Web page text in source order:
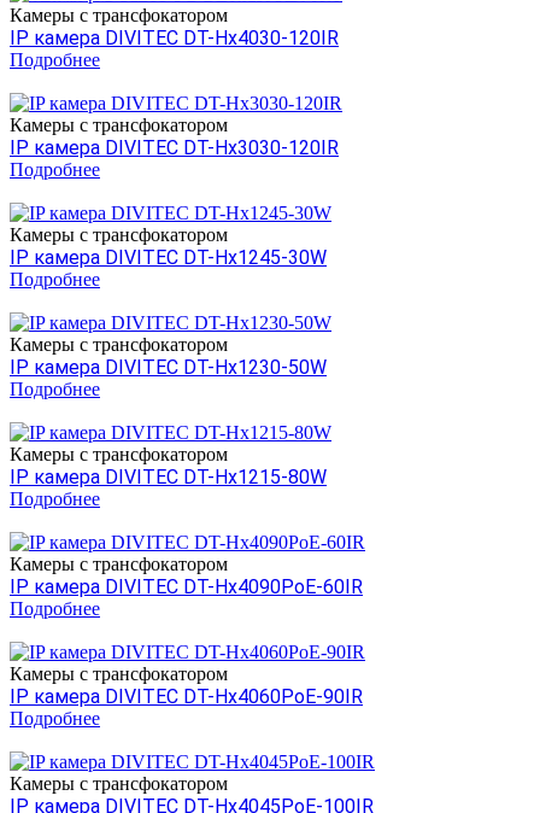
Камеры c трансфокатором
IP камера DIVITEC DT-Hх4030-120IR
Подробнее
Камеры c трансфокатором
IP камера DIVITEC DT-Hх3030-120IR
Подробнее
Камеры c трансфокатором
IP камера DIVITEC DT-Hх1245-30W
Подробнее
Камеры c трансфокатором
IP камера DIVITEC DT-Hх1230-50W
Подробнее
Камеры c трансфокатором
IP камера DIVITEC DT-Hх1215-80W
Подробнее
Камеры c трансфокатором
IP камера DIVITEC DT-Hх4090PoE-60IR
Подробнее
Камеры c трансфокатором
IP камера DIVITEC DT-Hх4060PoE-90IR
Подробнее
Камеры c трансфокатором
IP камера DIVITEC DT-Hх4045PoE-100IR